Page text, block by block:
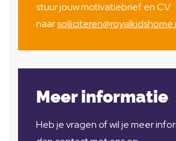
stuur jouw motivatiebrief en CV
naar
Meer informatie
Heb je vragen of wil je meer